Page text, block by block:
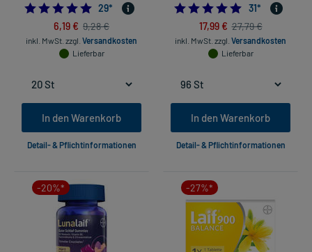
4.9655172413793105
29*
6,19 € 9,28 €
inkl. MwSt. zzgl. Versandkosten
Lieferbar
In den Warenkorb
Detail- & Pflichtinformationen
5.0
31*
17,99 € 27,79 €
inkl. MwSt. zzgl. Versandkosten
Lieferbar
In den Warenkorb
Detail- & Pflichtinformationen
-20%* -27%*